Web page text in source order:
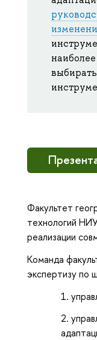
Факультет
технологий
реализации
Команда
экспертизу по